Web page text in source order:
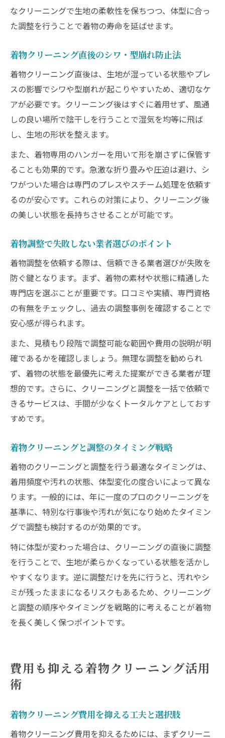
なクリーニングで生地の柔軟性を保ちつつ、体型に合っ
た調整を行うことで着物の寿命を延ばせます。
着物クリーニング直後のシワ・型崩れ防止法
着物クリーニング直後は、生地が湿っている状態やプレ
スの影響でシワや型崩れが起こりやすいため、適切なケ
アが必要です。クリーニング後はすぐに着用せず、風通
しの良い場所で陰干しを行うことで湿気を均等に飛ば
し、生地の形状を整えます。
また、着物専用のハンガーを用いて形を崩さずに保管す
ることも効果的です。急激な折り畳みや圧迫は避け、シ
ワがついた場合は専門のプレスやスチーム処理を依頼す
るのが安心です。これらの対策により、クリーニング後
の美しい状態を長持ちさせることが可能です。
着物調整で失敗しない業者選びのポイント
着物調整を依頼する際は、信頼できる業者選びが失敗を
防ぐ鍵となります。まず、着物の素材や状態に精通した
専門店を選ぶことが重要です。口コミや実績、専門資格
の有無をチェックし、過去の調整事例を確認することで
安心感が得られます。
また、見積もり段階で調整可能な範囲や費用の説明が明
確であるかを確認しましょう。無理な調整を勧められ
ず、着物の状態を最優先に考えた提案ができる業者が理
想的です。さらに、クリーニングと調整を一括で依頼で
きるサービスは、手間が少なくトータルケアとしておす
すめです。
着物クリーニングと調整のタイミング戦略
着物のクリーニングと調整を行う最適なタイミングは、
着用頻度や汚れの状態、体型変化の度合いによって異な
ります。一般的には、年に一度のプロのクリーニングを
基準に、特別な行事後や汚れが気になり始めたタイミン
グで調整も検討するのが効果的です。
特に体型が変わった場合は、クリーニングの直後に調整
を行うことで、生地が柔らかくなっている状態を活かし
やすくなります。逆に調整だけを先に行うと、汚れやシ
ミが残ったままになるリスクもあるため、クリーニング
と調整の順序やタイミングを戦略的に考えることが着物
を長く美しく保つポイントです。
費用も抑える着物クリーニング活用
術
着物クリーニング費用を抑える工夫と選択肢
着物クリーニング費用を抑えるためには、まずクリーニ